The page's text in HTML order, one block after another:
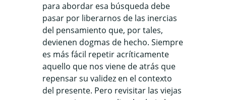
para abordar esa búsqueda debe
pasar por liberarnos de las inercias
del pensamiento que, por tales,
devienen dogmas de hecho. Siempre
es más fácil repetir acríticamente
aquello que nos viene de atrás que
repensar su validez en el contexto
del presente. Pero revisitar las viejas